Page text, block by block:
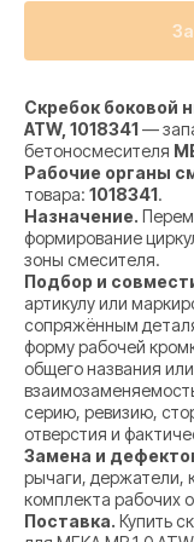
Скребок боковой
ATW, 1018341—
бетоносмесителя
Рабочие органы
товара: 1018341.
Назначение.
формирование
зоны смесителя.
Подбор и
артикулу или
сопряжённым
форму рабочей
общего названия
серию, ревизию,
отверстия и
Замена и
рычаги, держатели,
комплекта рабочих
Поставка. Купить